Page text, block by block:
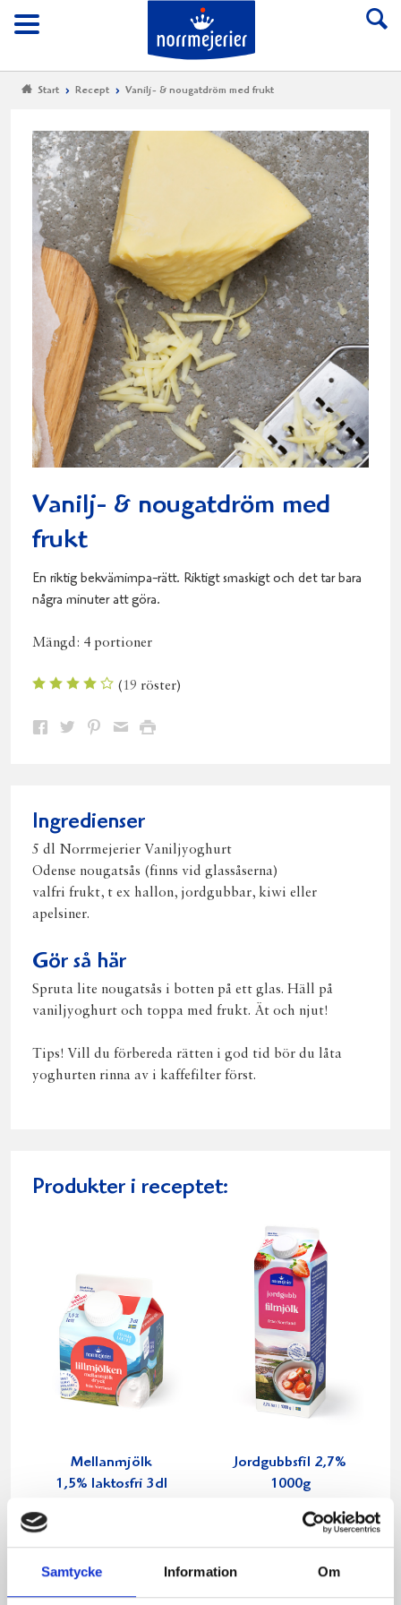
Samtycke Information Om
Meny
Till Norrmejerier
Start Recept Vanilj- & nougatdröm med frukt
Vanilj- & nougatdröm med
frukt
En riktig bekvämimpa-rätt. Riktigt smaskigt och det tar bara
några minuter att göra.
Mängd: 4 portioner
(19 röster)
Dela Dela Dela DelaSkriv
Ingredienser
5 dl Norrmejerier Vaniljyoghurt
Odense nougatsås (finns vid glassåserna)
valfri frukt, t ex hallon, jordgubbar, kiwi eller
apelsiner.
Gör så här
Spruta lite nougatsås i botten på ett glas. Häll på
vaniljyoghurt och toppa med frukt. Ät och njut!
Tips! Vill du förbereda rätten i god tid bör du låta
yoghurten rinna av i kaffefilter först.
Produkter i receptet:
Mellanmjölk
1,5% laktosfri 3dl
Jordgubbsfil 2,7%
1000g